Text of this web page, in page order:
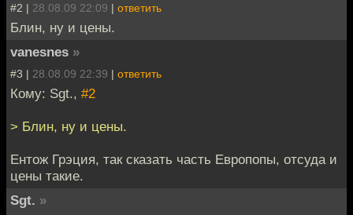
#2 | 28.08.09 22:09 | ответить
Блин, ну и цены.
vanesnes »
#3 | 28.08.09 22:39 | ответить
Кому: Sgt., #2
> Блин, ну и цены.
Ентож Грэция, так сказать часть Европопы, отсуда и
цены такие.
Sgt. »